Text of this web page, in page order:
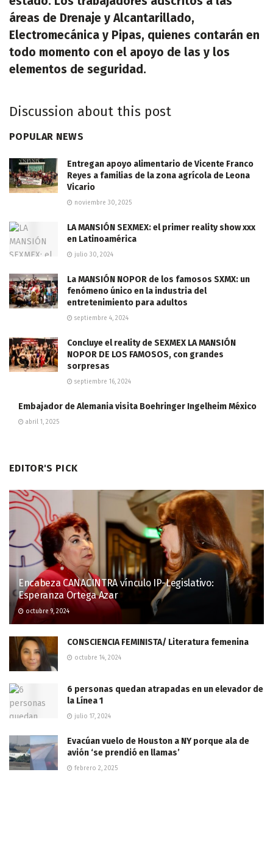
áreas de Drenaje y Alcantarillado,
Electromecánica y Pipas, quienes contarán en
todo momento con el apoyo de las y los
elementos de seguridad.
Discussion about this post
POPULAR NEWS
Entregan apoyo alimentario de Vicente Franco
Reyes a familias de la zona agrícola de Leona
Vicario
noviembre 30, 2025
LA MANSIÓN SEXMEX: el primer reality show xxx
en Latinoamérica
julio 30, 2024
La MANSIÓN NOPOR de los famosos SXMX: un
fenómeno único en la industria del
entretenimiento para adultos
septiembre 4, 2024
Concluye el reality de SEXMEX LA MANSIÓN
NOPOR DE LOS FAMOSOS, con grandes
sorpresas
septiembre 16, 2024
Embajador de Alemania visita Boehringer Ingelheim México
abril 1, 2025
EDITOR'S PICK
Encabeza CANACINTRA vínculo IP-Legislativo:
Esperanza Ortega Azar
octubre 9, 2024
CONSCIENCIA FEMINISTA/ Literatura femenina
octubre 14, 2024
6 personas quedan atrapadas en un elevador de
la Línea 1
julio 17, 2024
Evacúan vuelo de Houston a NY porque ala de
avión ‘se prendió en llamas’
febrero 2, 2025